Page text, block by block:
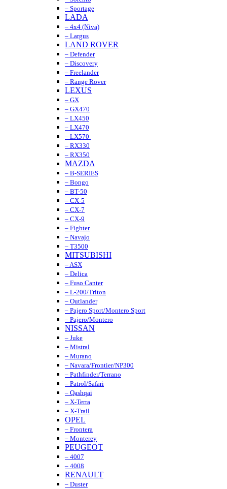
– Sportage
LADA
– 4x4 (Niva)
– Largus
LAND ROVER
– Defender
– Discovery
– Freelander
– Range Rover
LEXUS
– GX
– GX470
– LX450
– LX470
– LX570
– RX330
– RX350
MAZDA
– B-SERIES
– Bongo
– BT-50
– CX-5
– CX-7
– CX-9
– Fighter
– Navajo
– T3500
MITSUBISHI
– ASX
– Delica
– Fuso Canter
– L-200/Triton
– Outlander
– Pajero Sport/Montero Sport
– Pajero/Montero
NISSAN
– Juke
– Mistral
– Murano
– Navara/Frontier/NP300
– Pathfinder/Terrano
– Patrol/Safari
– Qashqai
– X-Terra
– X-Trail
OPEL
– Frontera
– Monterey
PEUGEOT
– 4007
– 4008
RENAULT
– Duster